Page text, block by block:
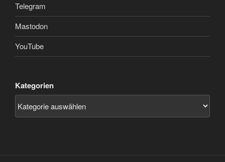
Telegram
Mastodon
YouTube
Kategorien